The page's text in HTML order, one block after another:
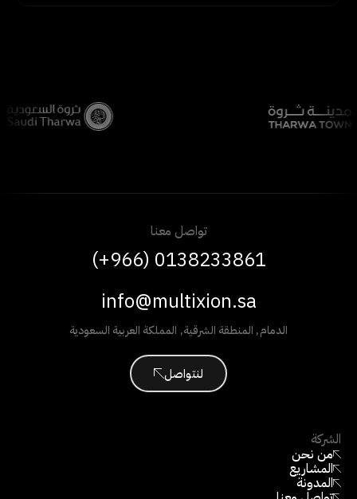
الشركة
من نحن
المشاريع
المدونة
تواصل معنا
(+966) 0138233861
info@multixion.sa
الدمام, المنطقة الشرقية, المملكة العربية السعودية
لنتواصل